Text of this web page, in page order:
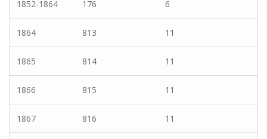
1852-1864 176 6
1864 813 11
1865 814 11
1866 815 11
1867 816 11